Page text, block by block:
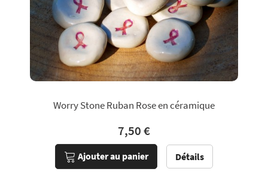
Worry Stone Ruban Rose en céramique
7,50 €
Ajouter au panier Détails